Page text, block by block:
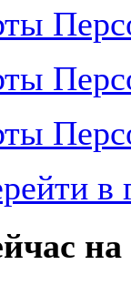
в
на